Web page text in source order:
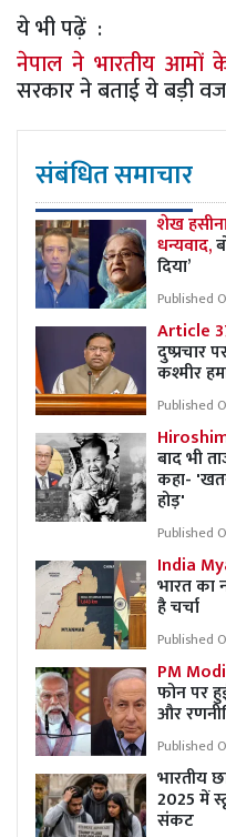
ये भी पढ़ें :
नेपाल ने भारतीय आमों
सरकार ने बताई ये बड़ी
संबंधित समाचार
शेख
धन्यवाद,
दिया’
Published
Article
दुष्प्रचार
कश्मीर
Published
बाद भी
कहा-
होड़'
Published
India
भारत का
है चर्चा
Published
PM
फोन पर
और
Published
भारतीय
2025 में
संकट